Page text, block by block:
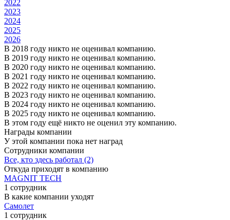
2022
2023
2024
2025
2026
В 2018 году никто не оценивал компанию.
В 2019 году никто не оценивал компанию.
В 2020 году никто не оценивал компанию.
В 2021 году никто не оценивал компанию.
В 2022 году никто не оценивал компанию.
В 2023 году никто не оценивал компанию.
В 2024 году никто не оценивал компанию.
В 2025 году никто не оценивал компанию.
В этом году ещё никто не оценил эту компанию.
Награды компании
У этой компании пока нет наград
Сотрудники компании
Все, кто здесь работал (2)
Откуда приходят в компанию
MAGNIT TECH
1 сотрудник
В какие компании уходят
Самолет
1 сотрудник